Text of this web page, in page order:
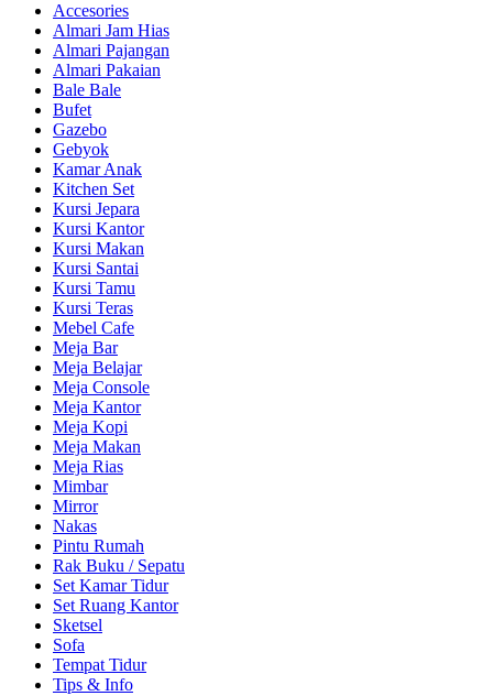
Accesories
Almari Jam Hias
Almari Pajangan
Almari Pakaian
Bale Bale
Bufet
Gazebo
Gebyok
Kamar Anak
Kitchen Set
Kursi Jepara
Kursi Kantor
Kursi Makan
Kursi Santai
Kursi Tamu
Kursi Teras
Mebel Cafe
Meja Bar
Meja Belajar
Meja Console
Meja Kantor
Meja Kopi
Meja Makan
Meja Rias
Mimbar
Mirror
Nakas
Pintu Rumah
Rak Buku / Sepatu
Set Kamar Tidur
Set Ruang Kantor
Sketsel
Sofa
Tempat Tidur
Tips & Info